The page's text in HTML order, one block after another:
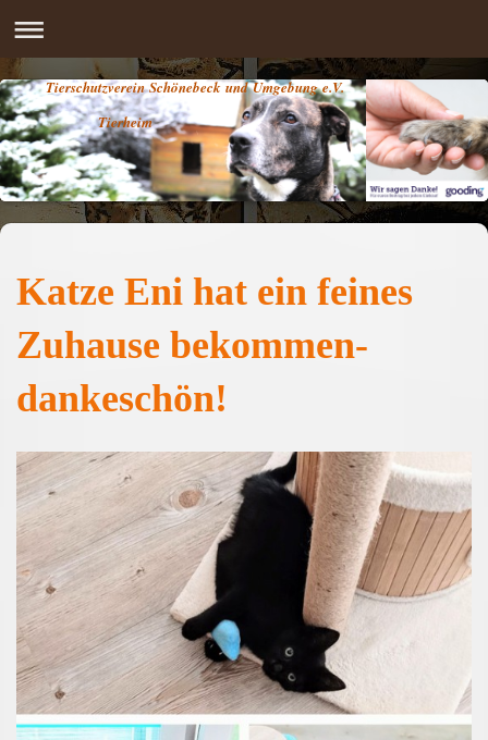
Tierschutzverein Schönebeck und Umgebung e.V.
Tierheim
Katze Eni hat ein feines
Zuhause bekommen-
dankeschön!